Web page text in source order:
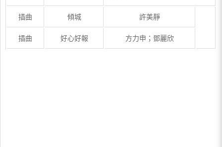
插曲 傾城 許美靜
插曲 好心好報 方力申；鄧麗欣